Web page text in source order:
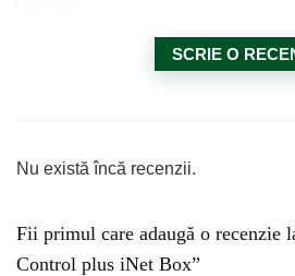
SCRIE O
Nu există încă recenzii.
Fii primul care adaugă o recenzie
Control plus iNet Box”